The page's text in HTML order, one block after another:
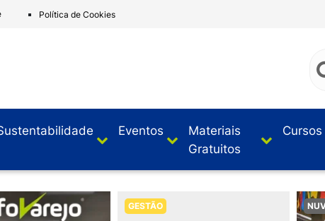
Política de Cookies
Eventos
Materiais
Gratuitos
Cursos
GESTÃO